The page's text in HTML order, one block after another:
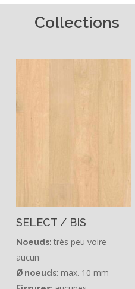
Collections
SELECT / BIS
Noeuds:très peu voire
aucun
Ø noeuds: max. 10 mm